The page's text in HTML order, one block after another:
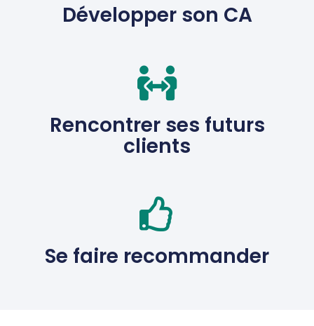
Développer son CA
Rencontrer ses futurs
clients
Se faire recommander